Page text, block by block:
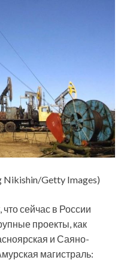
Getty Images)
сейчас в России
проекты, как
и Саяно-
магистраль: